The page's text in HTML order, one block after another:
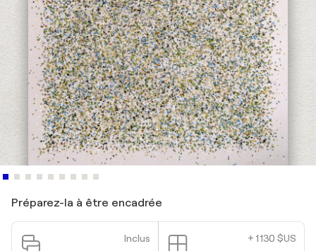
Préparez-la à être encadrée
Inclus + 1 130 $US